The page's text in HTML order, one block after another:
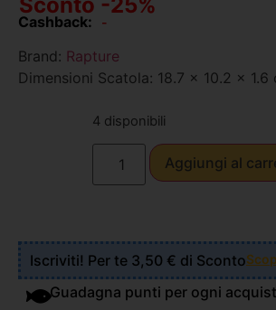
Cashback: -
Brand: Rapture
Dimensioni Scatola: 18.7 x 10.2 x 1.6
4 disponibili
Aggiungi al
Iscriviti! Per te 3,50 € di Sconto
Guadagna punti per ogni